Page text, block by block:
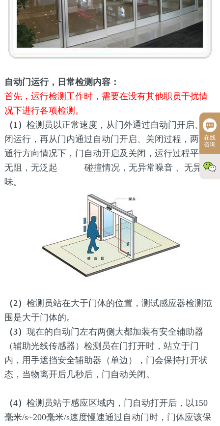
自动门运行，日常检测内容：
首先，运行检测工作时，需要在没有其他职员干扰情
况下进行各项检测。
（1） 检测员以正常速度，从门外通过自动门开启、关
闭运行，再从门内通过自动门开启、关闭过程，两种
通行方向情况下，门自动开启及关闭，运行过程平滑
无阻，无泛起 碰撞情况，无异常噪音 、无异
味。
（2） 检测员站在大于门体的位置，测试感应器检测范
围是大于门体的。
（3） 现在的自动门左右两侧大都加装有安全辅助器
（辅助光线传感器）检测员在门打开时，站立于门
内，用手遮挡安全辅助器（单边），门会保持打开状
态，当物离开后几秒后，门自动关闭。
（4） 检测员站于感应区域内，门自动打开后，以150
毫米/s~200毫米/s速度慢速通过自动门时，门体应该保
在线
咨询